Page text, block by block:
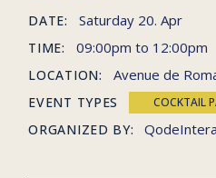
DATE: Saturday 20. Apr
TIME: 09:00pm to 12:00pm
LOCATION: Avenue de
EVENT TYPES COCKTAIL
ORGANIZED BY: